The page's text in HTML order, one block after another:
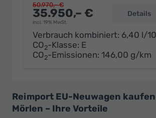
35.950,– €
incl. 19% MwSt.
50.970,– €
Details
Verbrauch kombiniert: 6,40 l/
CO2-Klasse: E
CO2-Emissionen: 146,00 g/km
Reimport EU-Neuwagen
Mörlen – Ihre Vorteile